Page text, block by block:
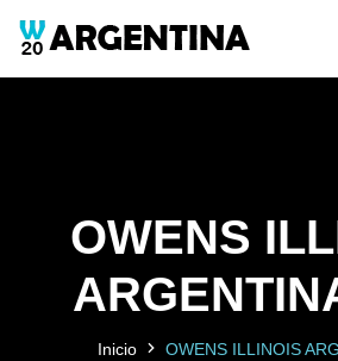
OWENS
Inicio OWENS ILLINOIS